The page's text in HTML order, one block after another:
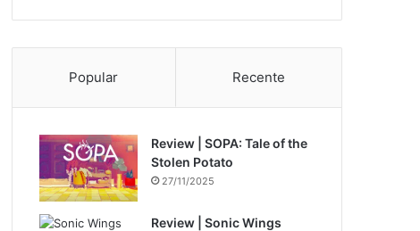
Popular Recente
Review | SOPA: Tale of the
Stolen Potato
27/11/2025
Review | Sonic Wings